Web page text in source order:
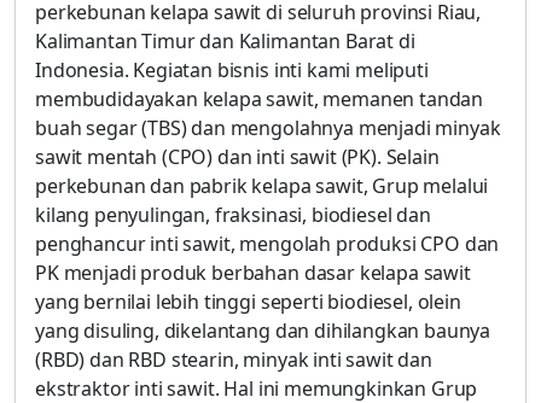
perkebunan kelapa sawit di seluruh provinsi Riau,
Kalimantan Timur dan Kalimantan Barat di
Indonesia. Kegiatan bisnis inti kami meliputi
membudidayakan kelapa sawit, memanen tandan
buah segar (TBS) dan mengolahnya menjadi minyak
sawit mentah (CPO) dan inti sawit (PK). Selain
perkebunan dan pabrik kelapa sawit, Grup melalui
kilang penyulingan, fraksinasi, biodiesel dan
penghancur inti sawit, mengolah produksi CPO dan
PK menjadi produk berbahan dasar kelapa sawit
yang bernilai lebih tinggi seperti biodiesel, olein
yang disuling, dikelantang dan dihilangkan baunya
(RBD) dan RBD stearin, minyak inti sawit dan
ekstraktor inti sawit. Hal ini memungkinkan Grup